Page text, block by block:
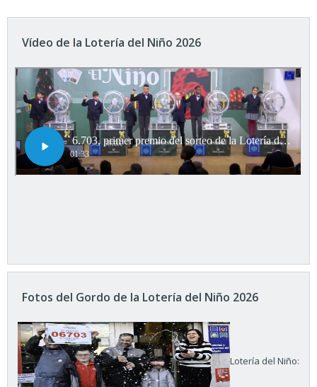
Vídeo de la Lotería del Niño 2026
Fotos del Gordo de la Lotería del Niño 2026
Lotería del Niño: